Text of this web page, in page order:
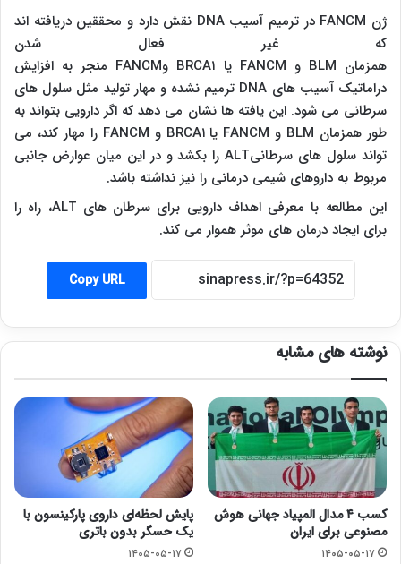
ژن FANCM در ترمیم آسیب DNA نقش دارد و محققین دریافته اند
که غیر فعال شدن
همزمان BLM و FANCM یا BRCA۱ وFANCM منجر به افزایش
دراماتیک آسیب های DNA ترمیم نشده و مهار تولید مثل سلول های
سرطانی می شود. این یافته ها نشان می دهد که اگر دارویی بتواند به
طور همزمان BLM و FANCM یا BRCA۱ و FANCM را مهار کند، می
تواند سلول های سرطانیALT‌ را بکشد و در این میان عوارض جانبی
مربوط به داروهای شیمی درمانی را نیز نداشته باشد.
این مطالعه با معرفی اهداف دارویی برای سرطان های ALT، راه را
برای ایجاد درمان های موثر هموار می کند.
Copy URL
نوشته های مشابه
کسب ۴ مدال المپیاد جهانی هوش
مصنوعی برای ایران
۱۴۰۵-۰۵-۱۷
پایش لحظه‌ای داروی پارکینسون با
یک حسگر بدون باتری
۱۴۰۵-۰۵-۱۷